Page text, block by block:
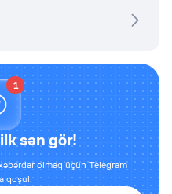
1
sən gör!
olmaq üçün Telegram
qoşul.